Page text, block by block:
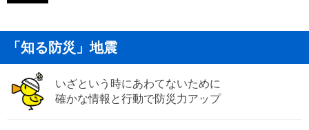
「知る防災」地震
いざという時にあわてないために
確かな情報と行動で防災力アップ